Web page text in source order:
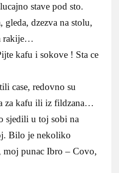
stave pod sto.
gleda, dzezva na stolu,
rakije…
kafu i sokove ! Sta ce
case, redovno su
za kafu ili iz fildzana…
sjedili u toj sobi na
Bilo je nekoliko
moj punac Ibro – Covo,